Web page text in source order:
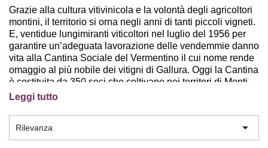
Grazie alla cultura vitivinicola e la volontà degli agricoltori
montini, il territorio si orna negli anni di tanti piccoli vigneti.
E, ventidue lungimiranti viticoltori nel luglio del 1956 per
garantire un’adeguata lavorazione delle vendemmie danno
vita alla Cantina Sociale del Vermentino il cui nome rende
omaggio al più nobile dei vitigni di Gallura. Oggi la Cantina
è costituita da 350 soci che coltivano nei territori di Monti,
Telti, Olbia, Loiri Porto San Paolo, i 500 ettari, per conferire
Cantina, immersa in tre ettari di querce accoglie l’iter
produttivo dalla pigiodiraspatura delicata fino allo
stoccaggio in locali termocondizionati.
Leggi tutto
Rilevanza 